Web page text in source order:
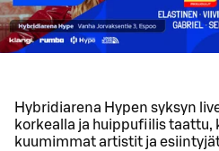
Hybridiarena Hypen syksyn
korkealla ja huippufiilis taattu,
kuumimmat artistit ja